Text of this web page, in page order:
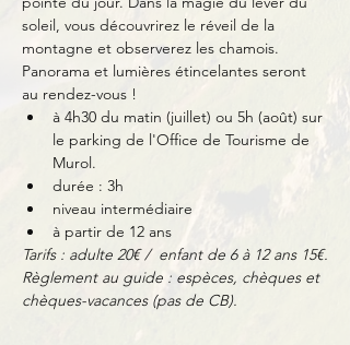
soleil, vous découvrirez le réveil de la
montagne et observerez les chamois.
Panorama et lumières étincelantes seront
au rendez-vous !
à 4h30 du matin (juillet) ou 5h (août) sur
le parking de l'Office de Tourisme de
Murol.
durée : 3h
niveau intermédiaire
à partir de 12 ans
Tarifs : adulte 20€ /  enfant de 6 à 12 ans 15€.
Règlement au guide : espèces, chèques et
chèques-vacances (pas de CB).